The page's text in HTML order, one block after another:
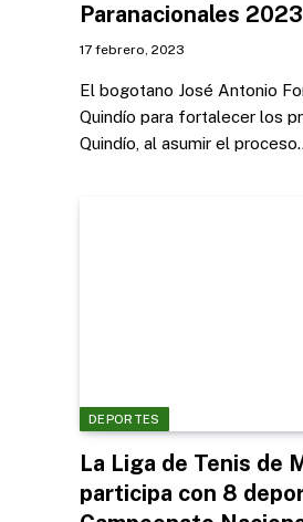
Paranacionales 2023
17 febrero, 2023
El bogotano José Antonio
Quindío para fortalecer los
Quindío, al asumir el
DEPORTES
La Liga de Tenis de
participa con 8